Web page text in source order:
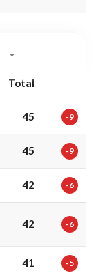
Total
45 -9
45 -9
42 -6
42 -6
41 -5